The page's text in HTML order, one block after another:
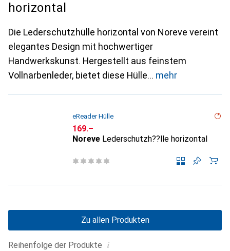
horizontal
Die Lederschutzhülle horizontal von Noreve vereint
elegantes Design mit hochwertiger
Handwerkskunst. Hergestellt aus feinstem
Vollnarbenleder, bietet diese Hülle
mehr
eReader Hülle
CHF
169.–
Noreve Lederschutzh??lle horizontal
Reihenfolge der Produkte i
Zu allen Produkten